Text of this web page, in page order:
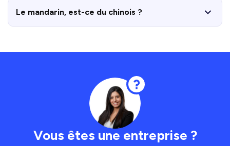
Le mandarin, est-ce du chinois ?
Vous êtes une entreprise ?